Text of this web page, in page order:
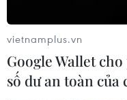
Thị trường bất động
chưa hạ, người mua
vietnamplus.vn
Google Wallet
số dư an toàn của